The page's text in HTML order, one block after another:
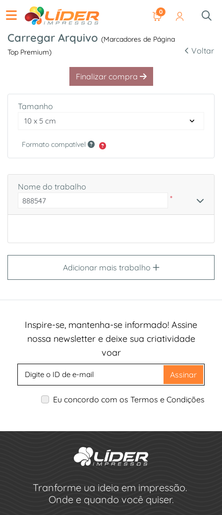
0
Carregar Arquivo (Marcadores de Página
Top Premium)
Voltar
Finalizar compra
Tamanho
Formato compatível
Nome do trabalho
*
Adicionar mais trabalho
Inspire-se, mantenha-se informado! Assine
nossa newsletter e deixe sua criatividade
voar
Assinar
Eu concordo com os Termos e Condições
Tranforme ua ideia em impressão.
Onde e quando você quiser.